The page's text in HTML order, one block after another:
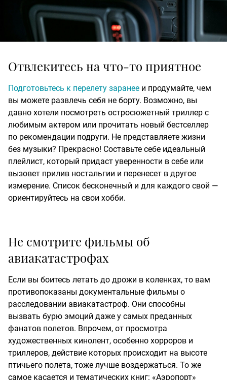
Отвлекитесь на что-то приятное
Подготовьтесь к перелету заранее и продумайте, чем
вы можете развлечь себя не борту. Возможно, вы
давно хотели посмотреть остросюжетный триллер с
любимым актером или прочитать новый бестселлер
по рекомендации подруги. Не представляете жизни
без музыки? Прекрасно! Составьте себе идеальный
плейлист, который придаст уверенности в себе или
вызовет прилив ностальгии и перенесет в другое
измерение. Список бесконечный и для каждого свой —
ориентируйтесь на свои хобби.
Не смотрите фильмы об
авиакатастрофах
Если вы боитесь летать до дрожи в коленках, то вам
противопоказаны документальные фильмы о
расследовании авиакатастроф. Они способны
вызвать бурю эмоций даже у самых преданных
фанатов полетов. Впрочем, от просмотра
художественных кинолент, особенно хорроров и
триллеров, действие которых происходит на высоте
птичьего полета, тоже лучше воздержаться. То же
самое касается и тематических книг: «Аэропорт»